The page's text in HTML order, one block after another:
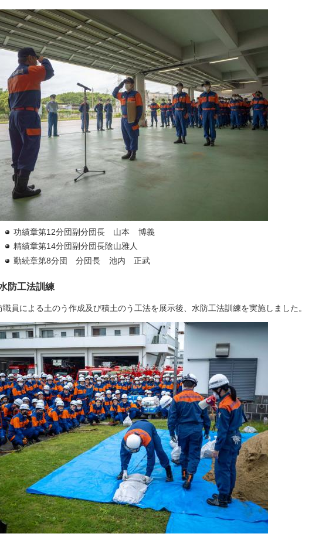
功績章第12分団副分団長 山本
博義
精績章第14分団副分団長陰山雅人
勤続章第8分団
分団長 池内 正武
防工法訓練
職員による土のう作成及び積土のう工法を展示後、水防工法訓練を実施しました。